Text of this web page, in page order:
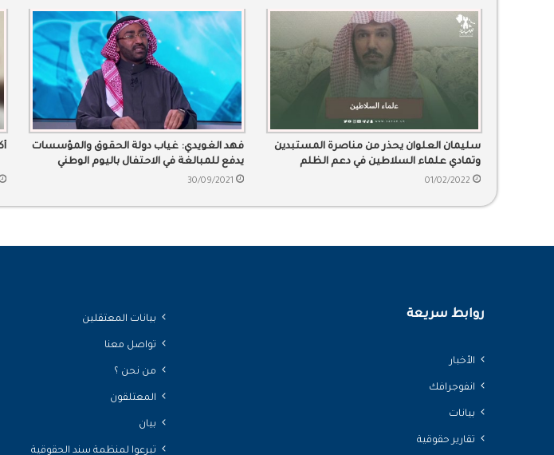
سليمان العلوان يحذر من مناصرة المستبدين
وتمادي علماء السلاطين في دعم الظلم
01/02/2022
فهد الغويدي: غياب دولة الحقوق والمؤسسات
يدفع للمبالغة في الاحتفال باليوم الوطني
30/09/2021
أكثر
روابط سريعة
الأخبار
انفوجرافك
بيانات
تقارير حقوقية
بيانات المعتقلين
تواصل معنا
من نحن ؟
المعتلقون
بيان
تبرعوا لمنظمة سند الحقوقية